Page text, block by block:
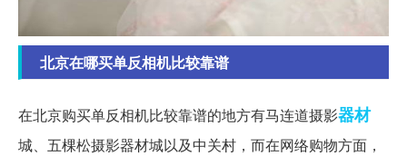
北京在哪买单反相机比较靠谱
在北京购买单反相机比较靠谱的地方有马连道摄影器材
城、五棵松摄影器材城以及中关村，而在网络购物方面，